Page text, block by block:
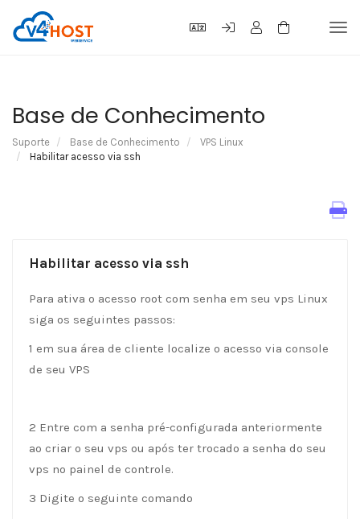
Base de Conhecimento
Suporte Base de Conhecimento
VPS Linux
Habilitar acesso via ssh
Habilitar acesso via ssh
Para ativa o acesso root com senha em seu vps Linux
siga os seguintes passos:
1 em sua área de cliente localize o acesso via console
de seu VPS
2 Entre com a senha pré-configurada anteriormente
ao criar o seu vps ou após ter trocado a senha do seu
vps no painel de controle.
3 Digite o seguinte comando